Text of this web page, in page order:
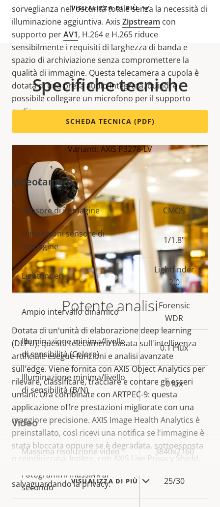
VISUALIZZA DI PIÙ
sorveglianza nell'oscurità totale senza la necessità di
illuminazione aggiuntiva. Axis Zipstream con
supporto perAV1, H.264 e H.265 riduce
sensibilmente i requisiti di larghezza di banda e
spazio di archiviazione senza compromettere la
qualità di immagine. Questa telecamera a cupola è
dotata di una presa audio integrata, quindi è
possibile collegare un microfono per il supporto
audio.
Potente analisi
Dotata di un'unità di elaborazione deep learning
(DLPU), questa telecamera basata sull'intelligenza
artificiale esegue funzioni e analisi avanzate
sull'edge. Viene fornita con AXIS Object Analytics per
rilevare, classificare, tracciare e contare gli esseri
umani. Ora combinate con ARTPEC-9: questa
applicazione offre prestazioni migliorate con una
maggiore precisione. AXIS Image Health Analytics è
preinstallato, così ricevi una notifica se l'immagine è
stata bloccata oppure se è degradata, sottoesposta
o reindirizzata. Inoltre, con AXIS Live Privacy Shield,
salvaguardando la privacy.
VISUALIZZA DI PIÙ
Specifiche tecniche
SCHEDA TECNICA (PDF)
Varianti: AXIS P3278-LV
Videocamera
Descrizione
della
proprietà
Valore
della
proprietà
Sensore di immagine CMOS
Dimensioni sensore di
immagine
1/1.8"
Lightfinder
Lightfinder
2.0
Ampio intervallo dinamico
Forensic
WDR
Illuminazione minima/livello
di sensibilità (Colore)
0.11 lux
Illuminazione minima/livello
di sensibilità (B/N)
0 lux
Video
Descrizione
proprietà
Valore
proprietà
Massima risoluzione video 3840x2160
Fotogrammi massimi al
secondo
25/30